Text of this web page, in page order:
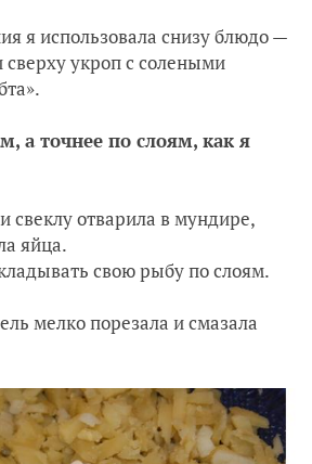
я использовала снизу блюдо —
укроп с солеными
а точнее по слоям, как я
свеклу отварила в мундире,
яйца.
свою рыбу по слоям.
мелко порезала и смазала